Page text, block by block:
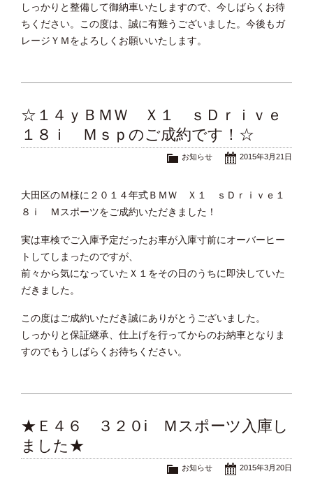
しっかりと整備して御納車いたしますので、今しばらくお待
ちください。この度は、誠に有難うございました。今後もガ
レージＹＭをよろしくお願いいたします。
☆１４ｙＢＭＷ Ｘ１ ｓＤｒｉｖｅ
１８ｉ Ｍｓｐのご成約です！☆
2015年3月21日
お知らせ
大田区のＭ様に２０１４年式ＢＭＷ Ｘ１ ｓＤｒｉｖｅ１
８ｉ Ｍスポーツをご成約いただきました！
実は車検でご入庫予定だったお車が入庫寸前にオーバーヒー
トしてしまったのですが、
前々から気になっていたＸ１をその日のうちに即決していた
だきました。
この度はご成約いただき誠にありがとうございました。
しっかりと保証継承、仕上げを行ってからのお納車となりま
すのでもうしばらくお待ちください。
★Ｅ４６ ３２０i Ｍスポーツ入庫し
ました★
2015年3月20日
お知らせ